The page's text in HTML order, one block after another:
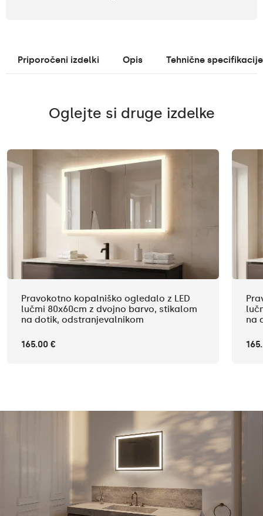
Priporočeni izdelki Opis Tehnične specifikacije
Oglejte si druge izdelke
Pravokotno kopalniško ogledalo z LED
lučmi 80x60cm z dvojno barvo, stikalom
na dotik, odstranjevalnikom
165.00 €
na